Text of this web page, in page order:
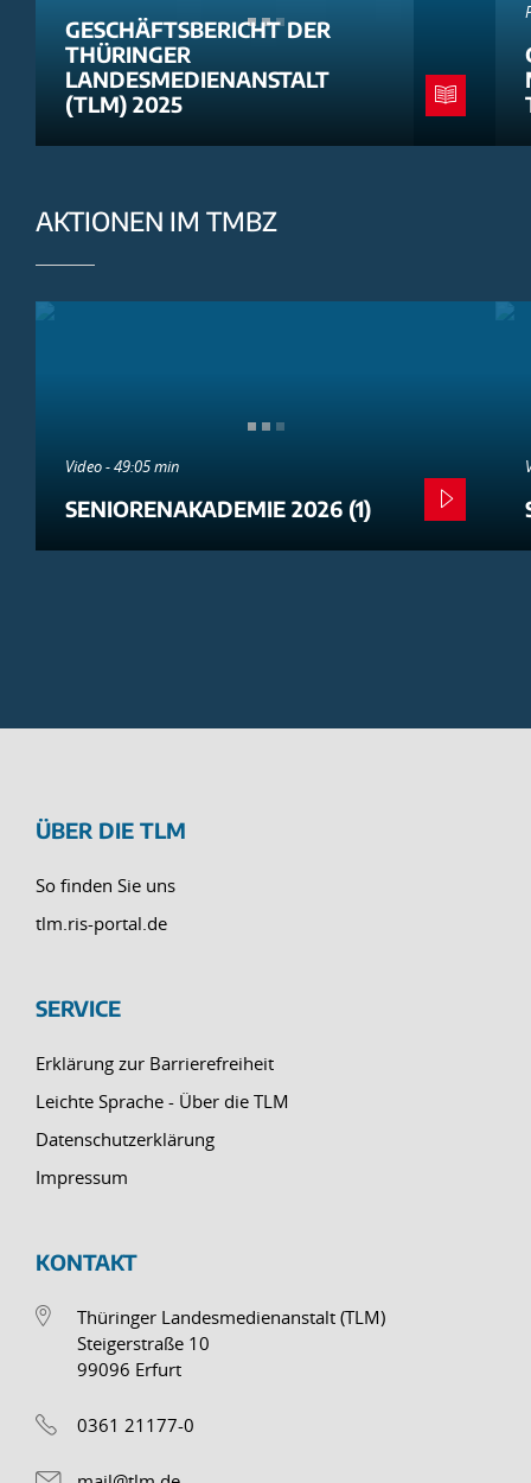
GESCHÄFTSBERICHT DER
THÜRINGER
LANDESMEDIENANSTALT
(TLM) 2025
AKTIONEN IM TMBZ
Video - 49:05 min
SENIORENAKADEMIE 2026 (1)
ÜBER DIE TLM
So finden Sie uns
tlm.ris-portal.de
SERVICE
Erklärung zur Barrierefreiheit
Leichte Sprache - Über die TLM
Datenschutzerklärung
Impressum
KONTAKT
Thüringer Landesmedienanstalt (TLM)
Steigerstraße 10
99096 Erfurt
0361 21177-0